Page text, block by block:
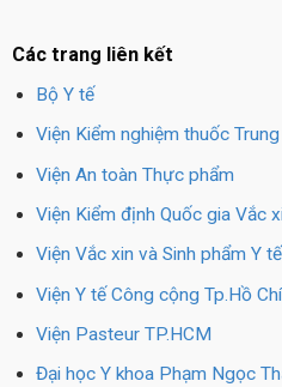
Các trang liên kết
Bộ Y tế
Viện Kiểm nghiệm thuốc
Viện An toàn Thực phẩm
Viện Kiểm định Quốc gia Vắc
Viện Vắc xin và Sinh phẩm Y
Viện Y tế Công cộng Tp.Hồ
Viện Pasteur TP.HCM
Đại học Y khoa Phạm Ngọc